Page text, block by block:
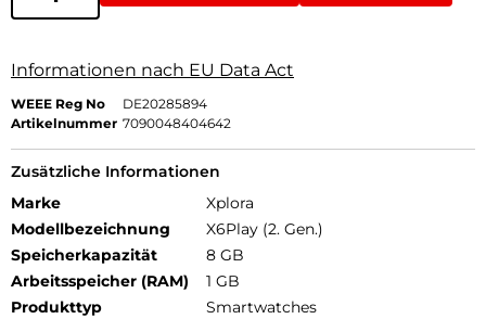
Informationen nach EU Data Act
WEEE Reg No
DE20285894
Artikelnummer 7090048404642
Zusätzliche Informationen
Marke
Xplora
Modellbezeichnung
X6Play (2. Gen.)
Speicherkapazität
8 GB
Arbeitsspeicher (RAM)
1 GB
Produkttyp
Smartwatches